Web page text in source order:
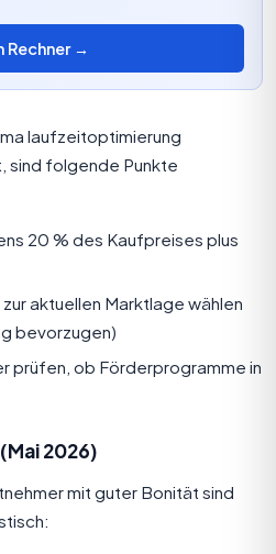
Rechner →
laufzeitoptimierung
sind folgende Punkte
20 % des Kaufpreises plus
aktuellen Marktlage wählen
bevorzugen)
prüfen, ob Förderprogramme in
2026)
mit guter Bonität sind